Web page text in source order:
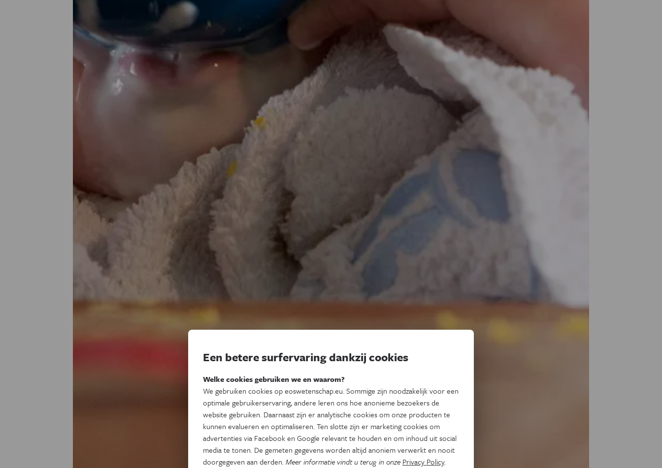
Een betere surfervaring dankzij cookies
Welke cookies gebruiken we en waarom?
We gebruiken cookies op eoswetenschap.eu. Sommige zijn noodzakelijk voor een
optimale gebruikerservaring, andere leren ons hoe anonieme bezoekers de
website gebruiken. Daarnaast zijn er analytische cookies om onze producten te
kunnen evalueren en optimaliseren. Ten slotte zijn er marketing cookies om
advertenties via Facebook en Google relevant te houden en om inhoud uit social
media te tonen. De gemeten gegevens worden altijd anoniem verwerkt en nooit
doorgegeven aan derden.Meer informatie vindt u terug in onze Privacy Policy.